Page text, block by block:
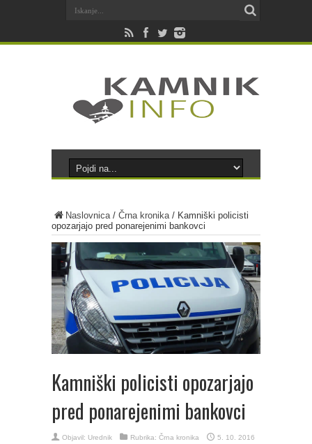
Naslovnica/ Črna kronika/ Kamniški policisti
opozarjajo pred ponarejenimi bankovci
Kamniški policisti opozarjajo
pred ponarejenimi bankovci
Objavil: Urednik Rubrika: Črna kronika 5. 10. 2016